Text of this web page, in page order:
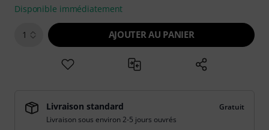
Disponible immédiatement
1 AJOUTER AU PANIER
Livraison standard
Gratuit
Livraison sous environ 2-5 jours ouvrés